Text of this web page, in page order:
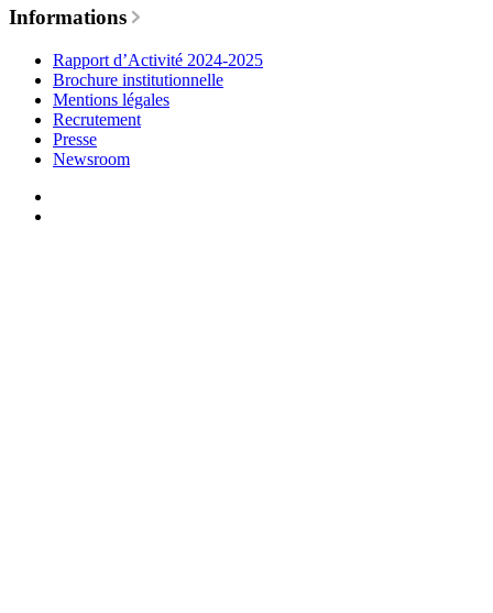
Informations
Rapport d’Activité 2024-2025
Brochure institutionnelle
Mentions légales
Recrutement
Presse
Newsroom